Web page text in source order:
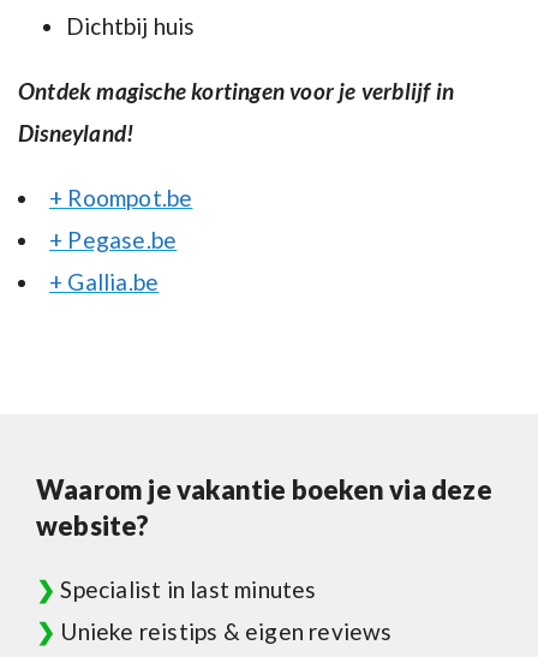
Dichtbij huis
Ontdek magische kortingen voor je verblijf in
Disneyland!
+ Roompot.be
+ Pegase.be
+ Gallia.be
Waarom je vakantie boeken via deze
website?
❯ Specialist in last minutes
❯ Unieke reistips & eigen reviews